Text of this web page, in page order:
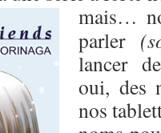
mais…
parler
lancer
oui, des
nos